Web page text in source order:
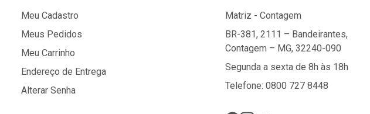
Meu Cadastro
Meus Pedidos
Meu Carrinho
Endereço de Entrega
Alterar Senha
Matriz - Contagem
BR-381, 2111 – Bandeirantes,
Contagem – MG, 32240-090
Segunda a sexta de 8h às 18h
Telefone: 0800 727 8448